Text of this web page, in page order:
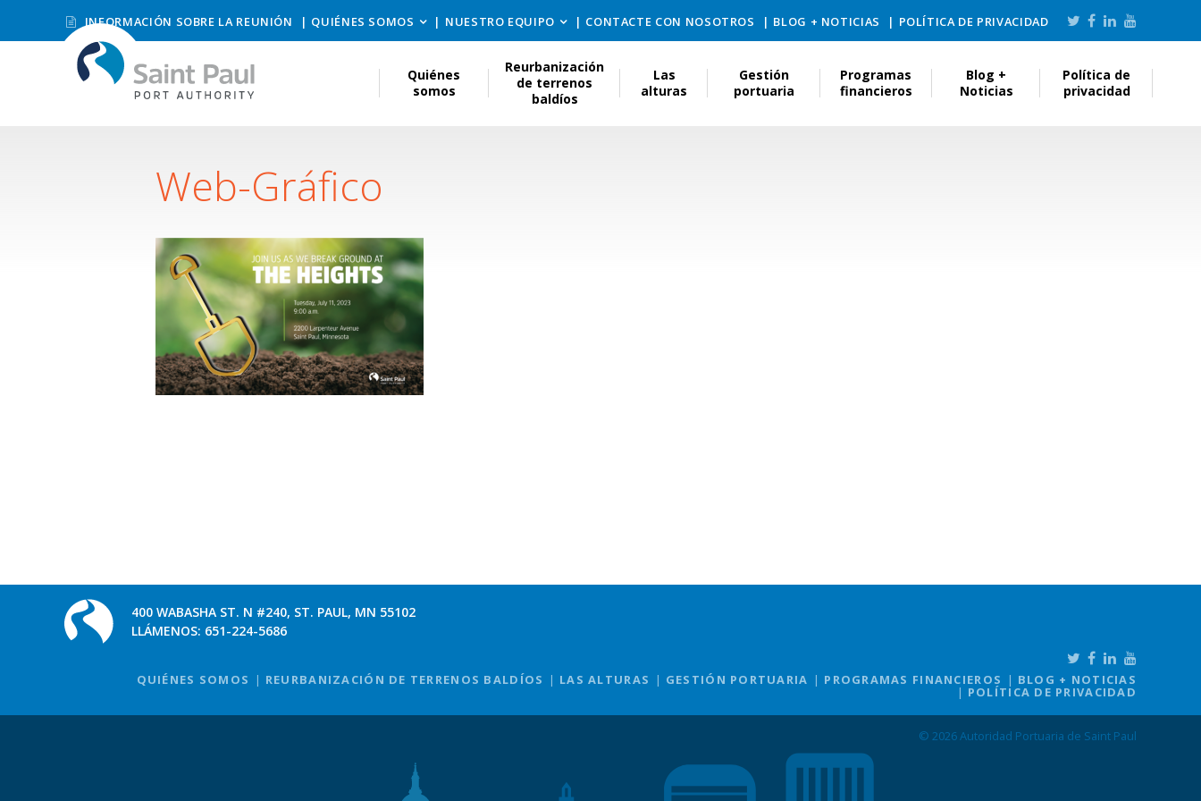
INFORMACIÓN SOBRE LA REUNIÓN QUIÉNES SOMOS NUESTRO EQUIPO CONTACTE CON NOSOTROS BLOG + NOTICIAS POLÍTICA DE PRIVACIDAD
Quiénes
somos
Reurbanización
de terrenos
baldíos
Las
alturas
Gestión
portuaria
Programas
financieros
Blog +
Noticias
Política de
privacidad
Web-Gráfico
400 WABASHA ST. N #240, ST. PAUL, MN 55102
LLÁMENOS: 651-224-5686
QUIÉNES SOMOS REURBANIZACIÓN DE TERRENOS BALDÍOS LAS ALTURAS GESTIÓN PORTUARIA PROGRAMAS FINANCIEROS BLOG + NOTICIAS
POLÍTICA DE PRIVACIDAD
© 2026 Autoridad Portuaria de Saint Paul